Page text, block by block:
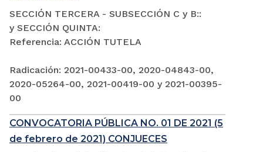
SECCIÓN TERCERA - SUBSECCIÓN C y B::
y SECCIÓN QUINTA:
Referencia: ACCIÓN TUTELA
Radicación: 2021-00433-00, 2020-04843-00,
2020-05264-00, 2021-00419-00 y 2021-00395-
00
CONVOCATORIA PÚBLICA NO. 01 DE 2021 (5
de febrero de 2021) CONJUECES